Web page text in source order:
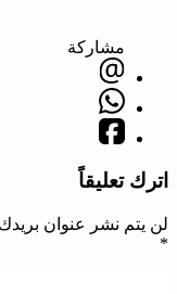
مشاركة
اترك تعليقاً
لن يتم نشر عنوان بريدك
*